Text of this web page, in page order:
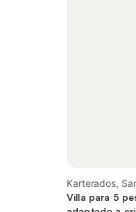
Karterados,
Villa para 5